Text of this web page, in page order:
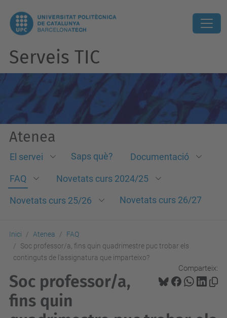
Serveis TIC
Atenea
El servei Saps què? Documentació
FAQ Novetats curs 2024/25
Novetats curs 25/26 Novetats curs 26/27
Inici Atenea
FAQ
Soc professor/a, fins quin quadrimestre puc trobar els
continguts de l'assignatura que imparteixo?
Comparteix:
Soc professor/a,
fins quin